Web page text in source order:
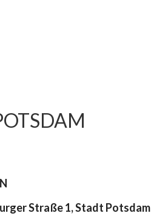
Straße 1, Stadt Potsdam